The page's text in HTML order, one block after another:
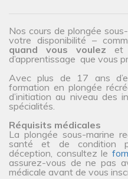
Nos cours de plongée
votre disponibilité –
quand vous voulez et
d’apprentissage que vous
Avec plus de 17 ans
formation en plongée
d’initiation au niveau des
spécialités.
Réquisits médicales
La plongée sous-marine
santé et de condition
déception, consultez le
assurez-vous de ne pas
médicale avant de vous